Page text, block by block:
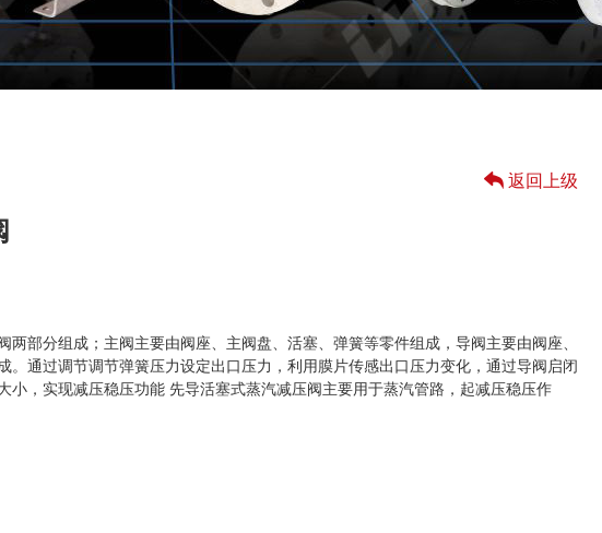
返回上级
两部分组成；主阀主要由阀座、主阀盘、活塞、弹簧等零件组成，导阀主要由阀座、
。通过调节调节弹簧压力设定出口压力，利用膜片传感出口压力变化，通过导阀启闭
小，实现减压稳压功能 先导活塞式蒸汽减压阀主要用于蒸汽管路，起减压稳压作